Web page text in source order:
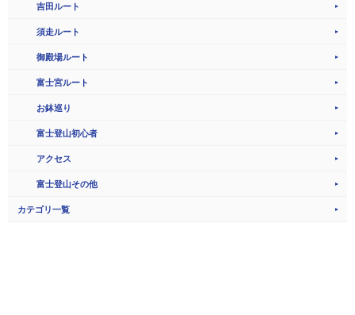
吉田ルート
須走ルート
御殿場ルート
富士宮ルート
お鉢巡り
富士登山初心者
アクセス
富士登山その他
カテゴリ一覧